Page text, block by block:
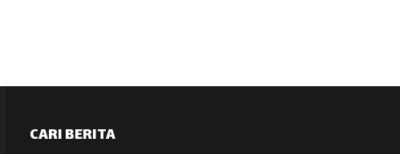
CARI BERITA